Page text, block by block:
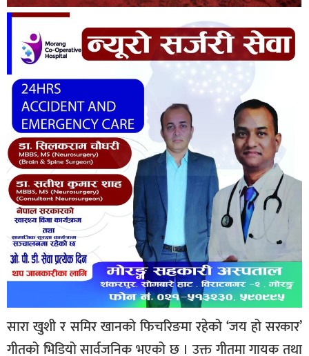
सारा खुशी र समिर खानको फिचरिङमा रहेको ‘जय हो सरकार’
गीतको भिडियो सार्वजनिक भएको छ । उक्त गीतमा गायक तथा